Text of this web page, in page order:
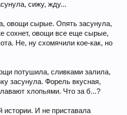
сижу, жду...
овощи сырые. Опять засунула,
сохнет, овощи все еще сырые,
Не, ну схомячили кое-как, но
потушила, сливками залила,
засунула. Форель вкусная,
хлопьями. Что за б...?
И не приставала